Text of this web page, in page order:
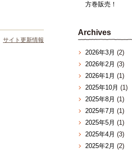
サイト更新情報
方巻販売！
Archives
2026年3月 (2)
2026年2月 (3)
2026年1月 (1)
2025年10月 (1)
2025年8月 (1)
2025年7月 (1)
2025年5月 (1)
2025年4月 (3)
2025年2月 (2)